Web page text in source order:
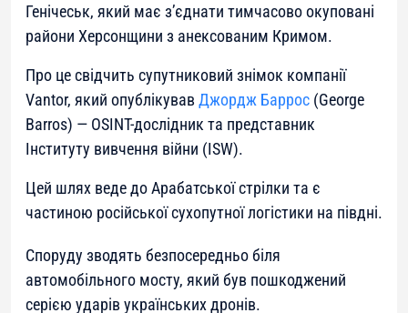
Генічеськ, який має з’єднати тимчасово окуповані
райони Херсонщини з анексованим Кримом.
Про це свідчить супутниковий знімок компанії
Vantor, який опублікував Джордж Баррос (George
Barros) — OSINT-дослідник та представник
Інституту вивчення війни (ISW).
Цей шлях веде до Арабатської стрілки та є
частиною російської сухопутної логістики на півдні.
Споруду зводять безпосередньо біля
автомобільного мосту, який був пошкоджений
серією ударів українських дронів.